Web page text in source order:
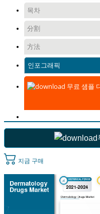
목차
分割
方法
인포그래픽
무료 샘플
지금 구매